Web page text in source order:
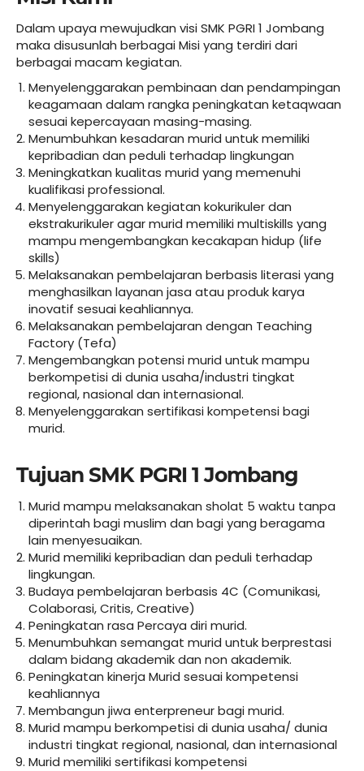
Dalam upaya mewujudkan visi SMK PGRI 1 Jombang
maka disusunlah berbagai Misi yang terdiri dari
berbagai macam kegiatan.
Menyelenggarakan pembinaan dan pendampingan
keagamaan dalam rangka peningkatan ketaqwaan
sesuai kepercayaan masing-masing.
Menumbuhkan kesadaran murid untuk memiliki
kepribadian dan peduli terhadap lingkungan
Meningkatkan kualitas murid yang memenuhi
kualifikasi professional.
Menyelenggarakan kegiatan kokurikuler dan
ekstrakurikuler agar murid memiliki multiskills yang
mampu mengembangkan kecakapan hidup (life
skills)
Melaksanakan pembelajaran berbasis literasi yang
menghasilkan layanan jasa atau produk karya
inovatif sesuai keahliannya.
Melaksanakan pembelajaran dengan Teaching
Factory (Tefa)
Mengembangkan potensi murid untuk mampu
berkompetisi di dunia usaha/industri tingkat
regional, nasional dan internasional.
Menyelenggarakan sertifikasi kompetensi bagi
murid.
Tujuan SMK PGRI 1 Jombang
Murid mampu melaksanakan sholat 5 waktu tanpa
diperintah bagi muslim dan bagi yang beragama
lain menyesuaikan.
Murid memiliki kepribadian dan peduli terhadap
lingkungan.
Budaya pembelajaran berbasis 4C (Comunikasi,
Colaborasi, Critis, Creative)
Peningkatan rasa Percaya diri murid.
Menumbuhkan semangat murid untuk berprestasi
dalam bidang akademik dan non akademik.
Peningkatan kinerja Murid sesuai kompetensi
keahliannya
Membangun jiwa enterpreneur bagi murid.
Murid mampu berkompetisi di dunia usaha/ dunia
industri tingkat regional, nasional, dan internasional
Murid memiliki sertifikasi kompetensi